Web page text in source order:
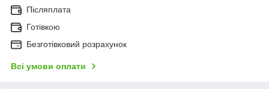
Післяплата
Готівкою
Безготівковий розрахунок
Всі умови оплати